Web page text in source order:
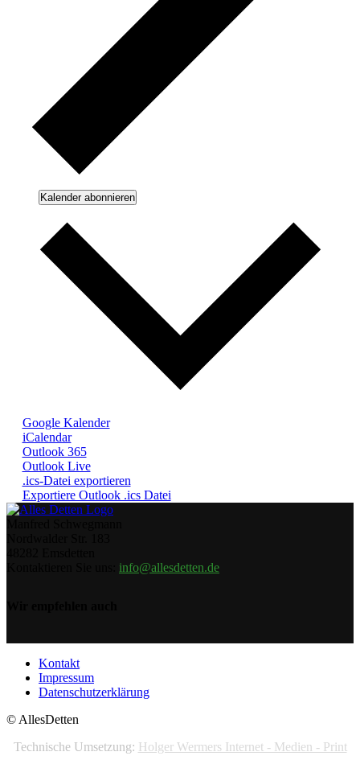
Kalender abonnieren
Google Kalender
iCalendar
Outlook 365
Outlook Live
.ics-Datei exportieren
Exportiere Outlook .ics Datei
info@allesdetten.de
Kontakt
Impressum
Datenschutzerklärung
© AllesDetten
Technische Umsetzung: Holger Wermers Internet - Medien - Print